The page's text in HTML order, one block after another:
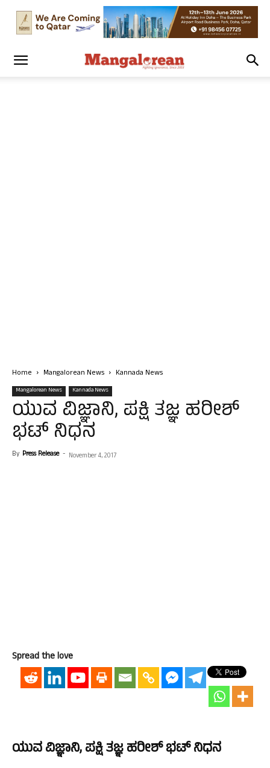
Home Mangalorean News Kannada News
Mangalorean News Kannada News
ಯುವ ವಿಜ್ಞಾನಿ, ಪಕ್ಷಿ ತಜ್ಞ ಹರೀಶ್‌
ಭಟ್‌ ನಿಧನ
By Press Release - November 4, 2017
Spread the love
ಯುವ ವಿಜ್ಞಾನಿ, ಪಕ್ಷಿ ತಜ್ಞ ಹರೀಶ್‌ ಭಟ್‌ ನಿಧನ